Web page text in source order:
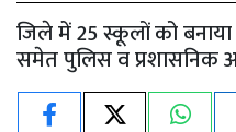
जिले में 25 स्कूलों को
समेत पुलिस व